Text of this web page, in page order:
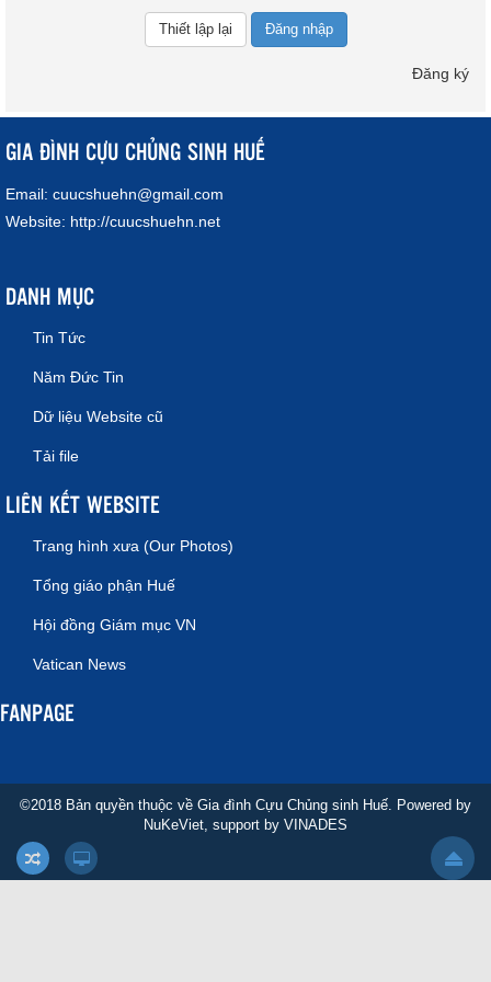
Đăng nhập
Đăng ký
GIA ĐÌNH CỰU CHỦNG SINH HUẾ
Email: cuucshuehn@gmail.com
Website: http://cuucshuehn.net
DANH MỤC
Tin Tức
Năm Đức Tin
Dữ liệu Website cũ
Tải file
LIÊN KẾT WEBSITE
Trang hình xưa (Our Photos)
Tổng giáo phận Huế
Hội đồng Giám mục VN
Vatican News
FANPAGE
©2018 Bản quyền thuộc về Gia đình Cựu Chủng sinh Huế. Powered by
NuKeViet , support by VINADES